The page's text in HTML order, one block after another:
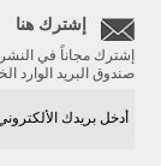
إشترك هنا
إشترك مجاناً في
صندوق البريد الوارد